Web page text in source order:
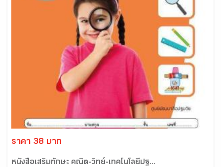
ราคา 38 บาท
หนังสือเสริมทักษะ คณิต-วิทย์-เทคโนโลยีปฐ...